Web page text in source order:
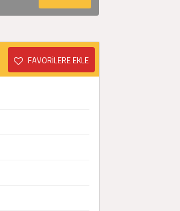
FAVORİLERE EKLE